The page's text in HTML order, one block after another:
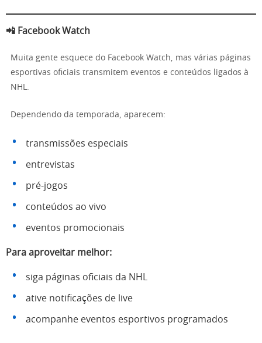
📲 Facebook Watch
Muita gente esquece do Facebook Watch, mas várias páginas
esportivas oficiais transmitem eventos e conteúdos ligados à
NHL.
Dependendo da temporada, aparecem:
transmissões especiais
entrevistas
pré-jogos
conteúdos ao vivo
eventos promocionais
Para aproveitar melhor:
siga páginas oficiais da NHL
ative notificações de live
acompanhe eventos esportivos programados